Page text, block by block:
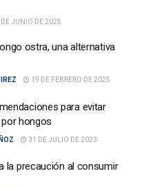
JUNIO DE 2025
ostra, una alternativa
19 DE FEBRERO DE 2025
para evitar
hongos
31 DE JULIO DE 2023
la precaución al consumir